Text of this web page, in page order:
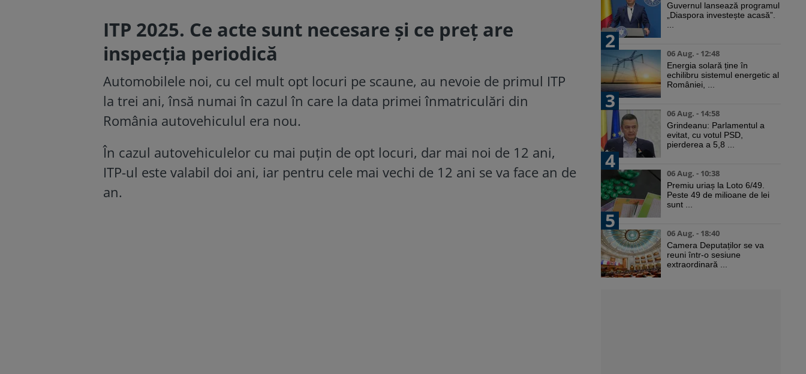
ITP 2025. Ce acte sunt necesare și ce preț are
inspecția periodică
Automobilele noi, cu cel mult opt locuri pe scaune, au nevoie de primul ITP
la trei ani, însă numai în cazul în care la data primei înmatriculări din
România autovehiculul era nou.
În cazul autovehiculelor cu mai puțin de opt locuri, dar mai noi de 12 ani,
ITP-ul este valabil doi ani, iar pentru cele mai vechi de 12 ani se va face an de
an.
Guvernul lansează programul
„Diaspora investește acasă”.
2
06 Aug. - 12:48
Energia solară ține în
echilibru sistemul energetic al
României, ...
3
06 Aug. - 14:58
Grindeanu: Parlamentul a
evitat, cu votul PSD,
pierderea a 5,8 ...
4
06 Aug. - 10:38
Premiu uriaș la Loto 6/49.
Peste 49 de milioane de lei
sunt ...
5
06 Aug. - 18:40
Camera Deputaților se va
reuni într-o sesiune
extraordinară ...